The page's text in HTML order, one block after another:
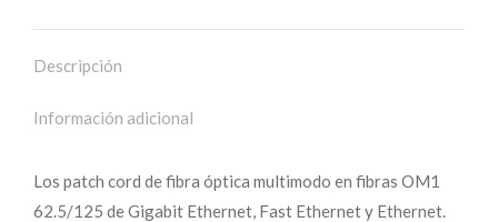
Descripción
Información adicional
Los patch cord de fibra óptica multimodo en fibras OM1
62.5/125 de Gigabit Ethernet, Fast Ethernet y Ethernet.